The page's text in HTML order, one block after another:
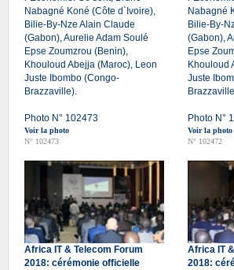
Nabagné Koné (Côte d`Ivoire),
Bilie-By-Nze Alain Claude
(Gabon), Aurelie Adam Soulé
Epse Zoumzrou (Benin),
Khouloud Abejja (Maroc), Leon
Juste Ibombo (Congo-
Brazzaville).
Photo N° 102473
Voir la photo
N° 102473
Nabagné
Bilie-By-
(Gabon),
Epse
Khouloud
Juste
Photo N°
Voir la photo
N° 102472
Africa IT & Telecom Forum
2018: cérémonie officielle
Africa IT
2018: